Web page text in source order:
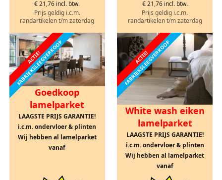
€ 21,76 incl. btw.
Prijs geldig i.c.m.
randartikelen t/m zaterdag
€ 21,76 incl. btw.
Prijs geldig i.c.m.
randartikelen t/m zaterdag
ACTIE!
FABRIEKSLEEGVERKOOP
Goedkoop
lamelparket
LAAGSTE PRIJS GARANTIE!
i.c.m. ondervloer & plinten
Wij hebben al lamelparket
vanaf
ACTIE!
FABRIEKSLEEGVERKOOP
White wash eiken
lamelparket
LAAGSTE PRIJS GARANTIE!
i.c.m. ondervloer & plinten
Wij hebben al lamelparket
vanaf